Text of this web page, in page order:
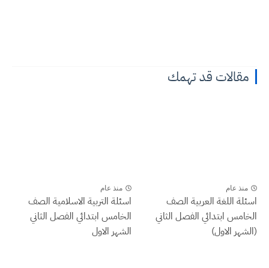
مقالات قد تهمك
منذ عام
اسئلة اللغة العربية الصف
الخامس ابتدائي الفصل الثاني
(الشهر الاول)
منذ عام
اسئلة التربية الاسلامية الصف
الخامس ابتدائي الفصل الثاني
الشهر الاول